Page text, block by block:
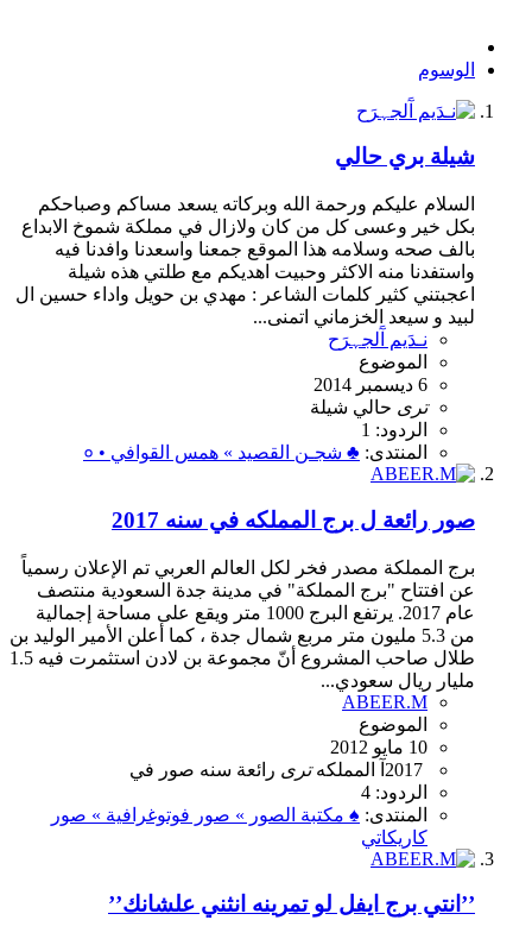
الوسوم
شيلة بري حالي
السلام عليكم ورحمة الله وبركاته يسعد مساكم وصباحكم
بكل خير وعسى كل من كان ولازال في مملكة شموخ الابداع
بالف صحه وسلامه هذا الموقع جمعنا واسعدنا وافدنا فيه
واستفدنا منه الاكثر وحبيت اهديكم مع طلتي هذه شيلة
اعجبتني كثير كلمات الشاعر : مهدي بن حويل واداء حسين ال
لبيد و سيعد الخزماني اتمنى...
نـدَيم آَلجہرَح
الموضوع
6 ديسمبر 2014
ترى حالي شيلة
الردود: 1
المنتدى: ♣ شجـن القصيد » همس القوافي • ०
صور رائعة ل برج المملكه في سنه 2017
برج المملكة مصدر فخر لكل العالم العربي تم الإعلان رسمياً
عن افتتاح "برج المملكة" في مدينة جدة السعودية منتصف
عام 2017. يرتفع البرج 1000 متر ويقع على مساحة إجمالية
من 5.3 مليون متر مربع شمال جدة ، كما أعلن الأمير الوليد بن
طلال صاحب المشروع أنّ مجموعة بن لادن استثمرت فيه 1.5
مليار ريال سعودي...
ABEER.M
الموضوع
10 مايو 2012
2017
المملكهترى رائعة سنه صور في
الردود: 4
المنتدى: ♠ مكتبة الصور » صور فوتوغرافية » صور
كاريكاتي
’’انتي برج ايفل لو تمرينه انثني علشانك’’